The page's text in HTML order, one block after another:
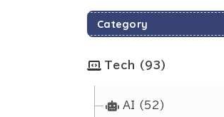
Category
Tech (93)
AI (52)